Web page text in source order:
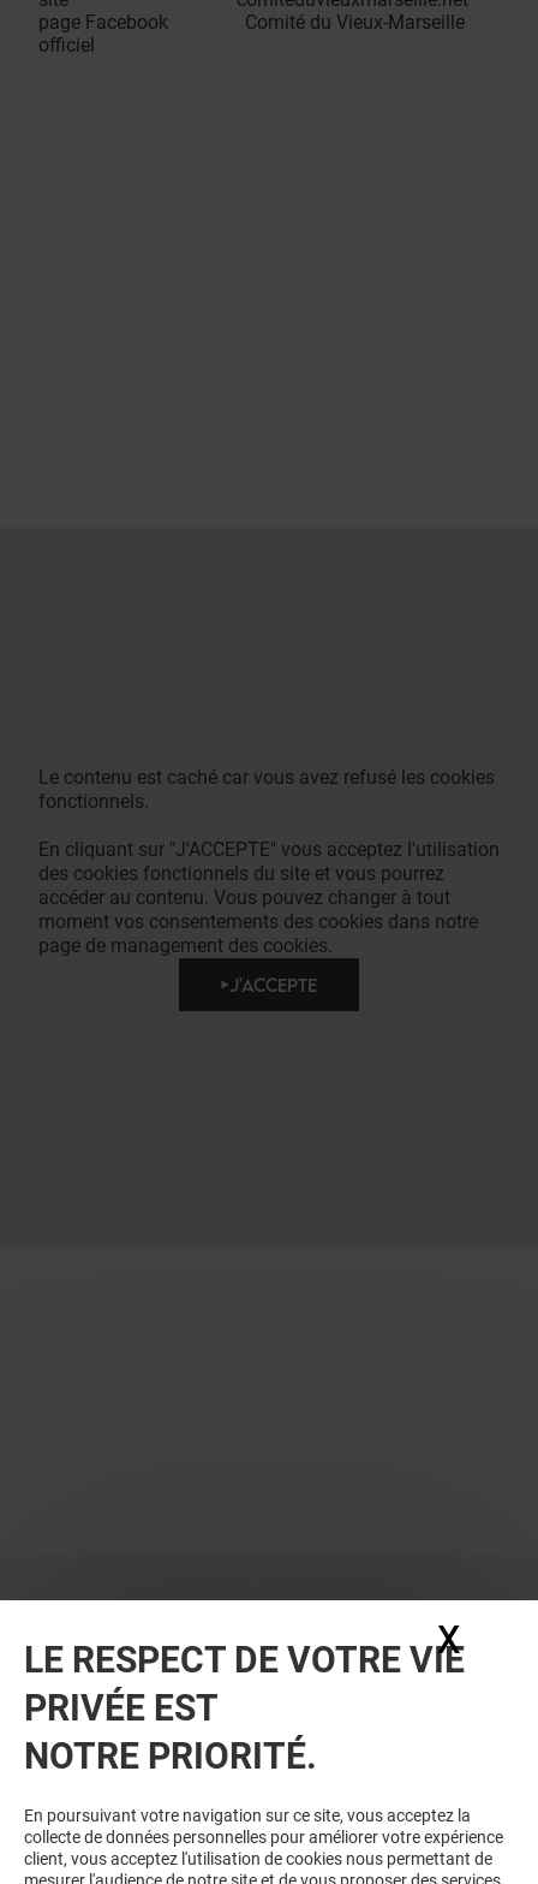
page Facebook Comité du Vieux-Marseille
officiel
Le contenu est caché car vous avez refusé les cookies
fonctionnels.
En cliquant sur "J'ACCEPTE" vous acceptez l'utilisation
des cookies fonctionnels du site et vous pourrez
accéder au contenu. Vous pouvez changer à tout
moment vos consentements des cookies dans notre
page de management des cookies.
J'ACCEPTE
VOUS EN VOULEZ PLUS ? VOUS
AIMEREZ PEUT-ÊTRE
LE RESPECT DE VOTRE VIE
PRIVÉE EST
NOTRE PRIORITÉ.
En poursuivant votre navigation sur ce site, vous acceptez la
collecte de données personnelles pour améliorer votre expérience
client, vous acceptez l'utilisation de cookies nous permettant de
X